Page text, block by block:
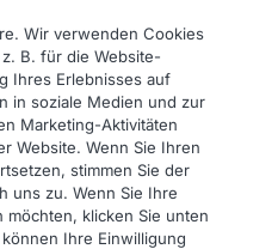
Wir verwenden Cookies
B. für die Website-
Ihres Erlebnisses auf
in soziale Medien und zur
Marketing-Aktivitäten
Website. Wenn Sie Ihren
stimmen Sie der
uns zu. Wenn Sie Ihre
klicken Sie unten
Ihre Einwilligung